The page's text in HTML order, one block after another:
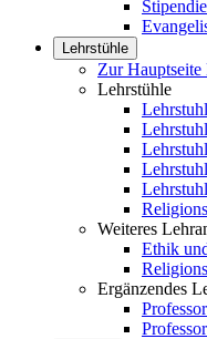
Lehrstühle
Zur Hauptseite
Lehrstühle
Weiteres
Ethik
Ergänzendes